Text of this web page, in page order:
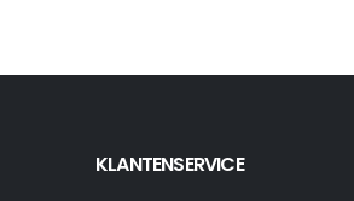
KLANTENSERVICE